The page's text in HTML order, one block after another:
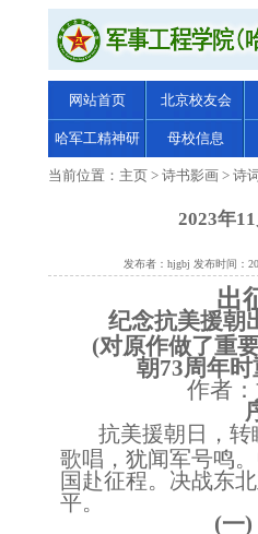
网站首页 北京校友会
哈军工精神研
究
母校信息
当前位置： 主页 > 诗书影画 > 诗
2023年
发布者：hjgbj 发布时间：
出
纪念抗美援朝
(对原作做了重
朝73周年
作者
抗美援朝日，
歌唱，犹闻军号鸣
国赴征程。决战东
平。
(一)